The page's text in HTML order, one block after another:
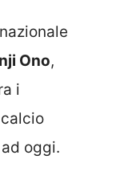
Ono,
i
oggi.